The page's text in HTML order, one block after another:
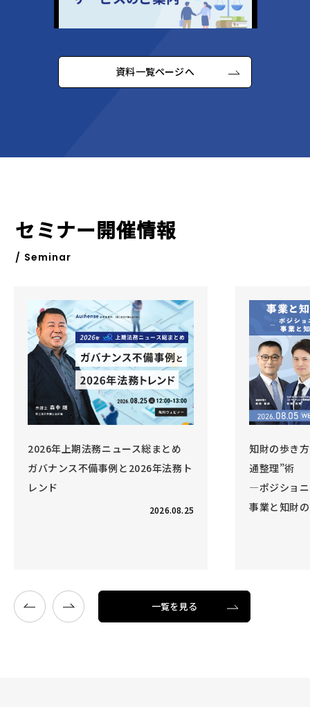
資料一覧ページへ
セミナー開催情報
/ Seminar
2026年上期法務ニュース総まとめ
ガバナンス不備事例と2026年法務ト
レンド
2026.08.25
知財の歩き
通整理”術
―ポジショニ
事業と知財
一覧を見る